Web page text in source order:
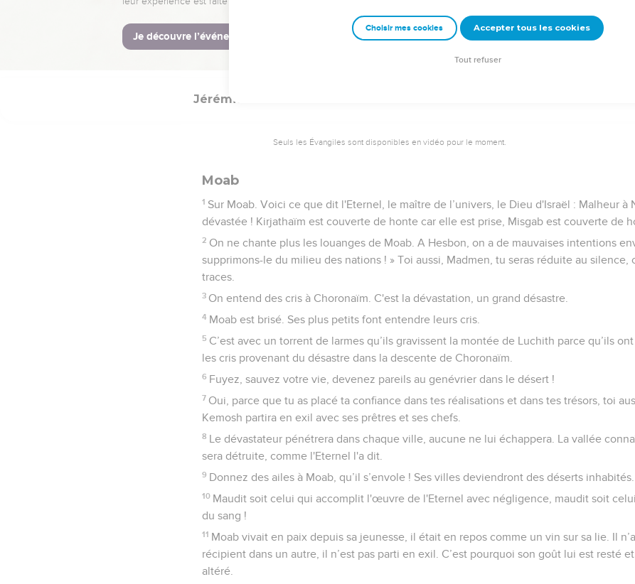
Epée de l'Eternel, quand te reposeras-tu enfin ? Rentre dans ton fourreau et reste
7 Comment te reposerais-tu ? L'Eternel lui a donné ses ordres, là-bas, il lui a désigné
Jérémie
Seuls les Évangiles sont disponibles en vidéo pour le moment.
Moab
1 Sur Moab. Voici ce que dit l'Eternel, le maître de l’univers, le Dieu d'Israël : Malheur à
dévastée ! Kirjathaïm est couverte de honte car elle est prise, Misgab est couverte de
2 On ne chante plus les louanges de Moab. A Hesbon, on a de mauvaises intentions
supprimons-le du milieu des nations ! » Toi aussi, Madmen, tu seras réduite au silence,
traces.
3 On entend des cris à Choronaïm. C'est la dévastation, un grand désastre.
4 Moab est brisé. Ses plus petits font entendre leurs cris.
5 C’est avec un torrent de larmes qu’ils gravissent la montée de Luchith parce qu’ils
les cris provenant du désastre dans la descente de Choronaïm.
6 Fuyez, sauvez votre vie, devenez pareils au genévrier dans le désert !
7 Oui, parce que tu as placé ta confiance dans tes réalisations et dans tes trésors, toi
Kemosh partira en exil avec ses prêtres et ses chefs.
8 Le dévastateur pénétrera dans chaque ville, aucune ne lui échappera. La vallée
sera détruite, comme l'Eternel l'a dit.
9 Donnez des ailes à Moab, qu’il s’envole ! Ses villes deviendront des déserts inhabités.
10 Maudit soit celui qui accomplit l'œuvre de l'Eternel avec négligence, maudit soit
du sang !
11 Moab vivait en paix depuis sa jeunesse, il était en repos comme un vin sur sa lie. Il
récipient dans un autre, il n’est pas parti en exil. C’est pourquoi son goût lui est resté
altéré.
Choisir mes cookies Accepter tous les cookies
Tout refuser